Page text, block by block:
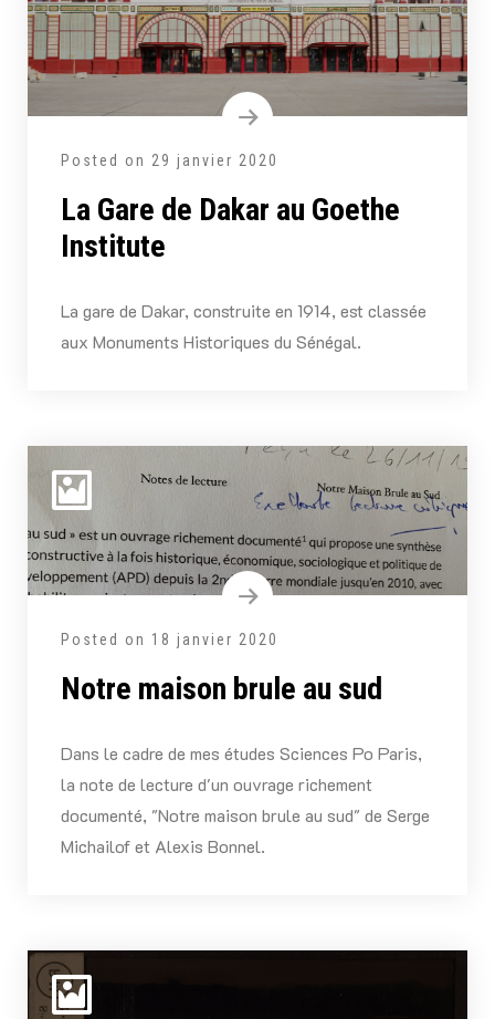
Posted on 29 janvier 2020
La Gare de Dakar au Goethe
Institute
La gare de Dakar, construite en 1914, est classée
aux Monuments Historiques du Sénégal.
Posted on 18 janvier 2020
Notre maison brule au sud
Dans le cadre de mes études Sciences Po Paris,
la note de lecture d'un ouvrage richement
documenté, "Notre maison brule au sud" de Serge
Michailof et Alexis Bonnel.